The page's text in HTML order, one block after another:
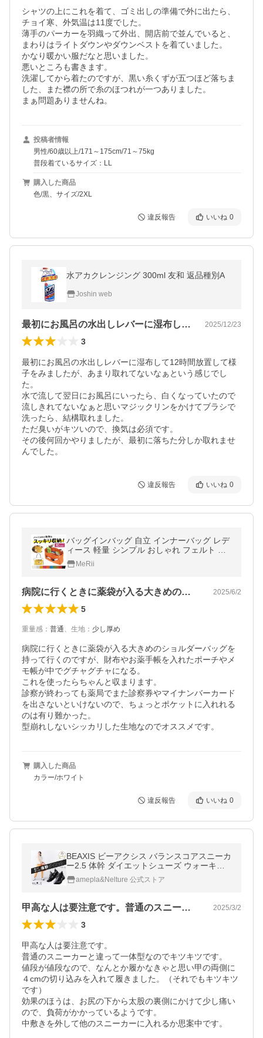
シャツの上にこれを着て、ゴミ出しの準備で外に出たら、
チョイ寒、外気温は11度でした。
薄手のパーカーを羽織って外出、開店前で並んでいると、
まわりはライトダウンやダウンベストを着ていました。
かなり暖かい服だなと思いました。
悪いところも書きます。
洗濯してから着たのですが、黒い糸くずが五つほど落ちま
した、また襟の所で糸のほつれが一つありました。
まぁ問題ありませんね。
投稿者情報
男性/60歳以上/171～175cm/71～75kg
普段着ているサイズ：LL
購入した商品
色/黒、サイズ/2XL
違反報告 いいね 0
水アカクレンジング 300ml 友和 返品種別A
Joshin web
最初にお風呂の水出しレバーに湿布して1… 2025/12/23
3
最初にお風呂の水出しレバーに湿布して12時間放置して様
子をみましたが、あまり取れてないなぁという感じでし
た。
水で流して翌日にお風呂にいったら、白くなっていたので
流しきれてないなぁと思いマジックリンをかけてブラシで
洗ったら、結構取れました。
ただ臭いがキツいので、換気は必須です。
その後何回かやりましたが、最初に落ちた分しか取れませ
んでした。
違反報告 いいね 0
バッグインバッグ 自立 インナーバッグ レデ
ィース 軽量 シンプル おしゃれ フェルト ポ
ーチMeRii
病院に行くときに薬袋が入る大きめのショ… 2025/6/2
5
重量感 ： 普通、 生地 ： 少し厚め
病院に行くときに薬袋が入る大きめのショルダーバッグを
持って行くのですが、財布やお薬手帳を入れたポーチやメ
モ帳が中でグチャグチャになる。
これを使ったらちゃんと収まります。
診察が終わっても薬局でまた診察券やマイナンバーカード
を出さないといけないので、ちょっとポケットに入れれる
のは有り難かった。
型崩れしないシッカリした生地なのでオススメです。
購入した商品
カラー/ホワイト
違反報告 いいね 0
BEAXIS ビーアクシス バランスコアスニーカ
ー2.5 体幹 ダイエットシューズ ウォーキン
グ 厚底 美姿勢 レディース メンズ
amepla&Nelture 公式ストア
甲高な人は要注意です。普通のスニーカー… 2025/3/2
3
甲高な人は要注意です。
普通のスニーカーと違って一体型なのでキツキツです。
値段が値段なので、なんとか履かなきゃと思い甲の両側に
４cmの切り込みを入れて履きました。（それでもキツキツ
です）
効果のほうは、お尻の下から太股の裏側にかけて少し痛い
ので、負荷がかかっているようです。
中敷きを外して他のスニーカーに入れるか思案中です。